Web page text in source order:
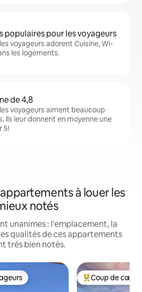
populaires pour les voyageurs
voyageurs adorent Cuisine, Wi-
les logements.
de 4,8
voyageurs aiment beaucoup
Ils leur donnent en moyenne une
5!
à louer les
notés
unanimes : l'emplacement, la
qualités de ces appartements
très bien notés.
parmi les plus aimésCoup de cœur
Coup de cœur